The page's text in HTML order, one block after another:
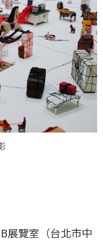
展覽室（台北市中